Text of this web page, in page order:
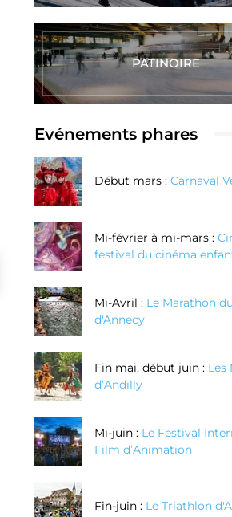
Réalisez vos
couteaux au
choix grâce à la
technique de
l'enlèvement de
matière
Réserver
Maintenant
PATINOIRE
Evénements phares
Début mars : Carnaval
Mi-février à mi-mars :
festival du cinéma
Mi-Avril : Le Marathon
d'Annecy
Fin mai, début juin : Les
d’Andilly
Mi-juin : Le Festival
Film d’Animation
Fin-juin : Le Triathlon